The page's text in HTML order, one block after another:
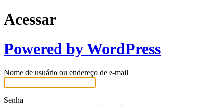
Acessar
Powered by WordPress
Nome de usuário ou endereço de e-mail
Senha